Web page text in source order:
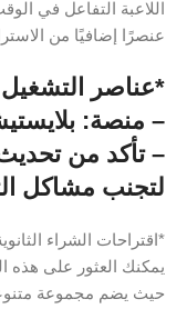
اللاعبة التفاعل في
عنصرًا إضافيًا من
*عناصر
– منصة:
– تأكد من
لتجنب مشاكل
*اقتراحات الشراء
يمكنك العثور على هذه
حيث يضم مجموعة